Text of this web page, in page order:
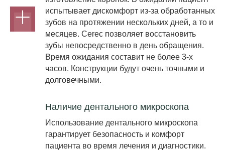
испытывает дискомфорт из-за обработанных
зубов на протяжении нескольких дней, а то и
месяцев. Cerec позволяет восстановить
зубы непосредственно в день обращения.
Время ожидания составит не более 3-х
часов. Конструкции будут очень точными и
долговечными.
Наличие дентального микроскопа
Использование дентального микроскопа
гарантирует безопасность и комфорт
пациента во время лечения и диагностики.